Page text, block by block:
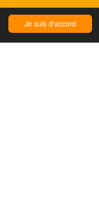
Je suis d'accord